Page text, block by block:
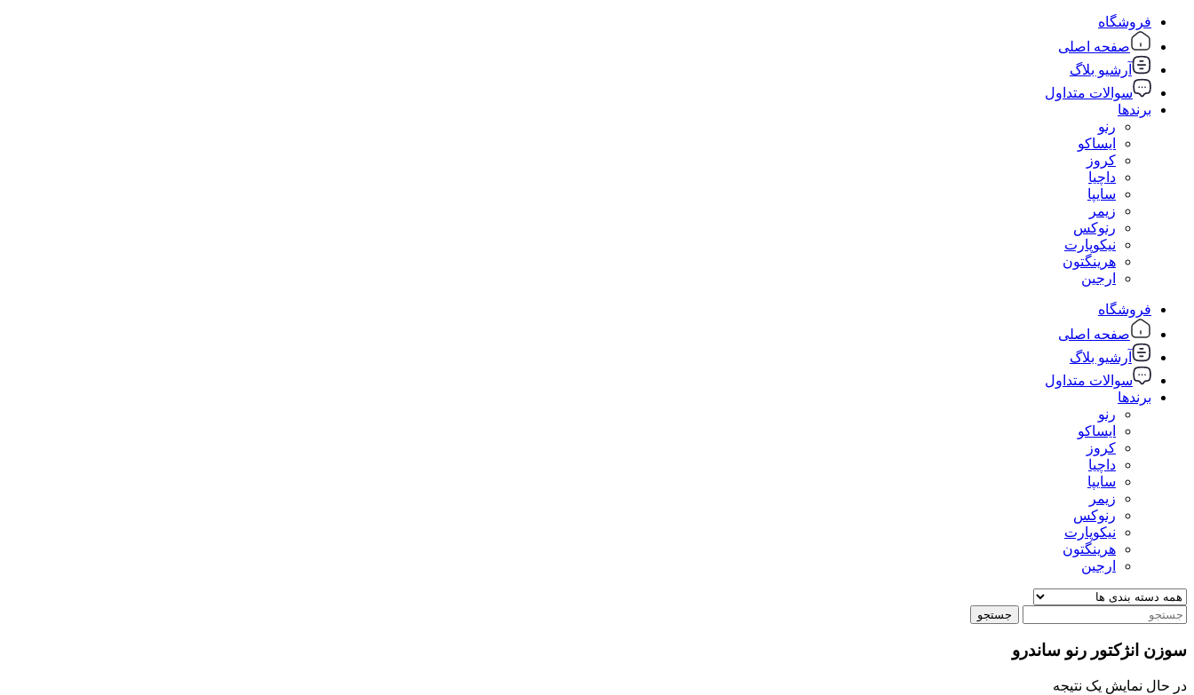
فروشگاه
صفحه اصلی
آرشیو بلاگ
سوالات متداول
برندها
رنو
ایساکو
کروز
داچیا
سایپا
زیمر
رنوکس
نیکوپارت
هرینگتون
ارجین
فروشگاه
صفحه اصلی
آرشیو بلاگ
سوالات متداول
برندها
رنو
ایساکو
کروز
داچیا
سایپا
زیمر
رنوکس
نیکوپارت
هرینگتون
ارجین
جستجو
سوزن انژکتور رنو ساندرو
در حال نمایش یک نتیجه